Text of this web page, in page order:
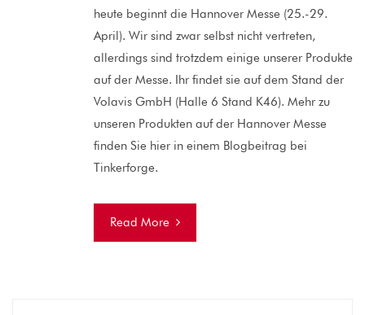
heute beginnt die Hannover Messe (25.-29.
April). Wir sind zwar selbst nicht vertreten,
allerdings sind trotzdem einige unserer Produkte
auf der Messe. Ihr findet sie auf dem Stand der
Volavis GmbH (Halle 6 Stand K46). Mehr zu
unseren Produkten auf der Hannover Messe
finden Sie hier in einem Blogbeitrag bei
Tinkerforge.
Read More